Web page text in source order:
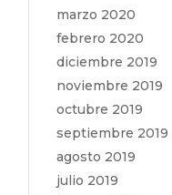
marzo 2020
febrero 2020
diciembre 2019
noviembre 2019
octubre 2019
septiembre 2019
agosto 2019
julio 2019